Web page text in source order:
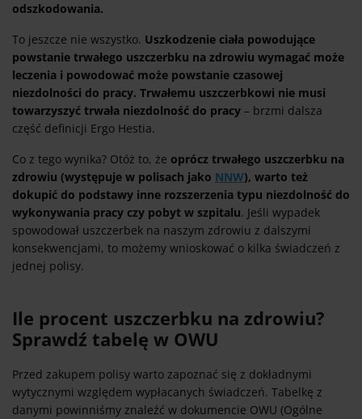
odszkodowania.
To jeszcze nie wszystko. Uszkodzenie ciała powodujące
powstanie trwałego uszczerbku na zdrowiu wymagać może
leczenia i powodować może powstanie czasowej
niezdolności do pracy. Trwałemu uszczerbkowi nie musi
towarzyszyć trwała niezdolność do pracy – brzmi dalsza
część definicji Ergo Hestia.
Co z tego wynika? Otóż to, że oprócz trwałego uszczerbku na
zdrowiu (występuje w polisach jako NNW), warto też
dokupić do podstawy inne rozszerzenia typu niezdolność do
wykonywania pracy czy pobyt w szpitalu. Jeśli wypadek
spowodował uszczerbek na naszym zdrowiu z dalszymi
konsekwencjami, to możemy wnioskować o kilka świadczeń z
jednej polisy.
Ile procent uszczerbku na zdrowiu?
Sprawdź tabelę w OWU
Przed zakupem polisy warto zapoznać się z dokładnymi
wytycznymi względem wypłacanych świadczeń. Tabelkę z
danymi powinniśmy znaleźć w dokumencie OWU (Ogólne